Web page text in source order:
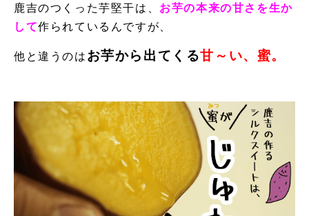
鹿吉のつくった芋堅干は、 お芋の本来の甘さを生か
して作られているんですが、
他と違うのは お芋から出てくる甘～い、蜜。